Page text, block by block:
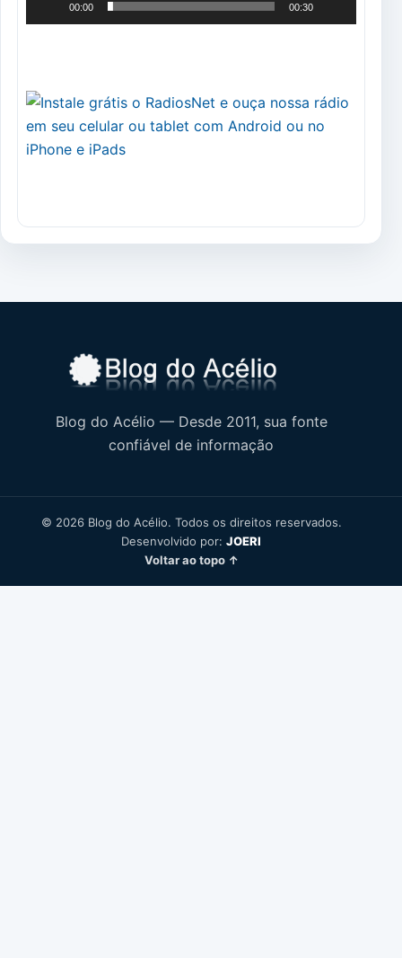
00:00 00:30
Blog do Acélio — Desde 2011, sua fonte
confiável de informação
© 2026 Blog do Acélio. Todos os direitos reservados.
Desenvolvido por: JOERI
Voltar ao topo ↑